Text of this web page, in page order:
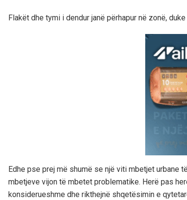
Flakët dhe tymi i dendur janë përhapur në zonë,
Edhe pse prej më shumë se një viti mbetjet urbane
mbetjeve vijon të mbetet problematike. Herë pas
konsiderueshme dhe rikthejnë shqetësimin e